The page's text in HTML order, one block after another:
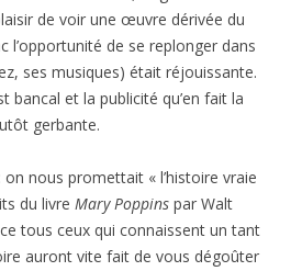
de voir une œuvre dérivée du
l’opportunité de se replonger dans
ses musiques) était réjouissante.
bancal et la publicité qu’en fait la
gerbante.
nous promettait « l’histoire vraie
du livre Mary Poppins par Walt
tous ceux qui connaissent un tant
auront vite fait de vous dégoûter